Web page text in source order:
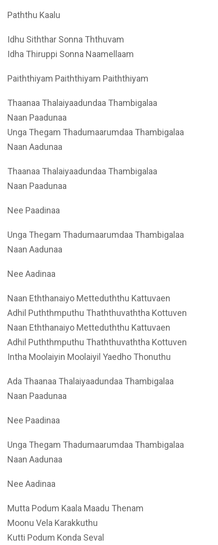
Paththu Kaalu
Idhu Siththar Sonna Ththuvam
Idha Thiruppi Sonna Naamellaam
Paiththiyam Paiththiyam Paiththiyam
Thaanaa Thalaiyaadundaa Thambigalaa
Naan Paadunaa
Unga Thegam Thadumaarumdaa Thambigalaa
Naan Aadunaa
Thaanaa Thalaiyaadundaa Thambigalaa
Naan Paadunaa
Nee Paadinaa
Unga Thegam Thadumaarumdaa Thambigalaa
Naan Aadunaa
Nee Aadinaa
Naan Eththanaiyo Metteduththu Kattuvaen
Adhil Puththmputhu Thaththuvaththa Kottuven
Naan Eththanaiyo Metteduththu Kattuvaen
Adhil Puththmputhu Thaththuvaththa Kottuven
Intha Moolaiyin Moolaiyil Yaedho Thonuthu
Ada Thaanaa Thalaiyaadundaa Thambigalaa
Naan Paadunaa
Nee Paadinaa
Unga Thegam Thadumaarumdaa Thambigalaa
Naan Aadunaa
Nee Aadinaa
Mutta Podum Kaala Maadu Thenam
Moonu Vela Karakkuthu
Kutti Podum Konda Seval